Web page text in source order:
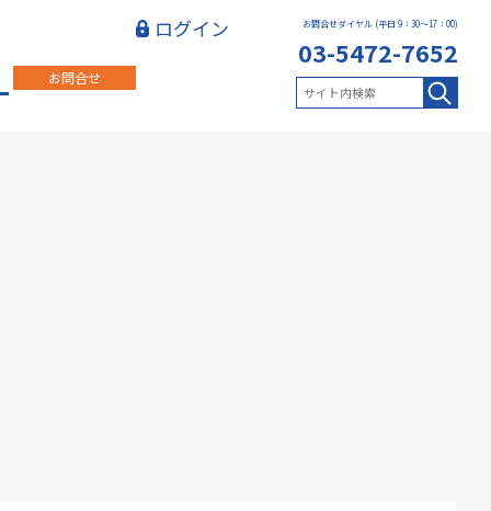
お問合せ
お問合せダイヤル (平日 9：30～17：00)
03-5472-7652
ログイン